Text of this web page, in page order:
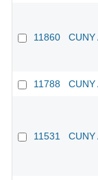
11860 CUNY
11788 CUNY
11531 CUNY